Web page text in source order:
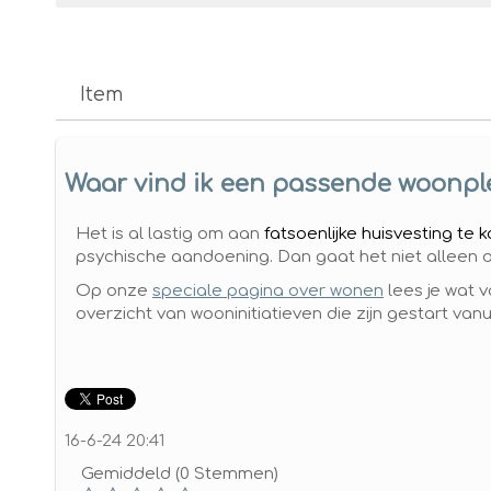
Item
Waar vind ik een passende
Het is al lastig om aan fatsoenlijke huisvesting te
psychische aandoening. Dan gaat het niet alleen
Op onze speciale pagina over wonen lees je wat
overzicht van wooninitiatieven die zijn gestart
16-6-24 20:41
Gemiddeld (0 Stemmen)